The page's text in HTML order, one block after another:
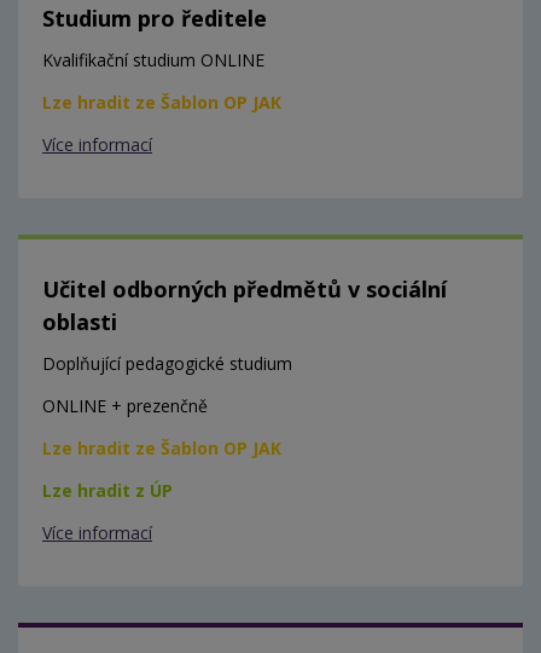
Studium pro ředitele
Kvalifikační studium ONLINE
Lze hradit ze Šablon OP JAK
Více informací
Učitel odborných předmětů v sociální
oblasti
Doplňující pedagogické studium
ONLINE + prezenčně
Lze hradit ze Šablon OP JAK
Lze hradit z ÚP
Více informací